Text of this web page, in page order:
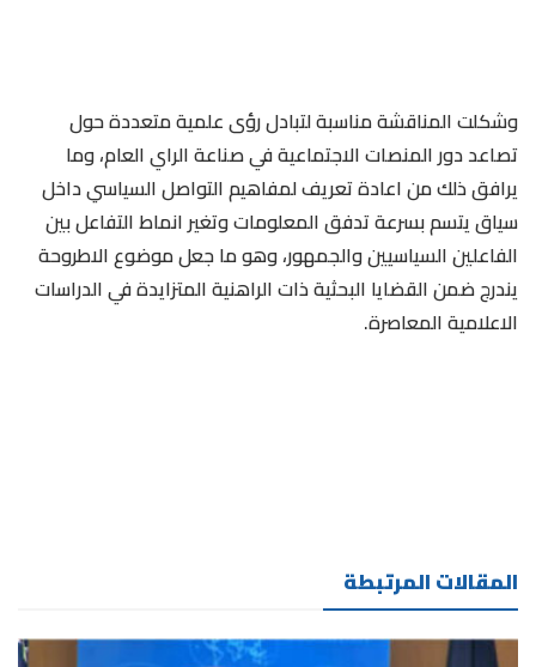
وشكلت المناقشة مناسبة لتبادل رؤى علمية متعددة حول
تصاعد دور المنصات الاجتماعية في صناعة الراي العام، وما
يرافق ذلك من اعادة تعريف لمفاهيم التواصل السياسي داخل
سياق يتسم بسرعة تدفق المعلومات وتغير انماط التفاعل بين
الفاعلين السياسيين والجمهور، وهو ما جعل موضوع الاطروحة
يندرج ضمن القضايا البحثية ذات الراهنية المتزايدة في الدراسات
الاعلامية المعاصرة.
المقالات المرتبطة